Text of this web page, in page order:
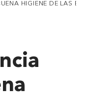
HIGIENE DE LAS